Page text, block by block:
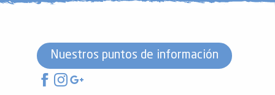
Nuestros puntos de información